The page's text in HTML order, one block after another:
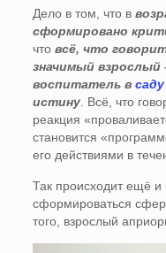
Дело в том, что в
сформировано
что всё, что
значимый взрослый
воспитатель в саду
истину. Всё, что
реакция
становится
его действиями в
Так происходит ещё и
сформироваться
того, взрослый